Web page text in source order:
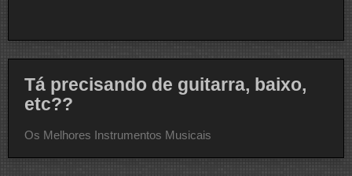
Tá precisando de guitarra, baixo,
etc??
Os Melhores Instrumentos Musicais